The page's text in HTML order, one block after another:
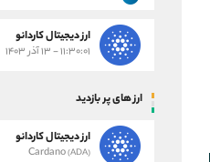
ارز دیجیتال کاردانو
۱۱:۳۰:۰۱ - ۱۳ آذر ۱۴۰۳
ارز های پر بازدید
ارز دیجیتال کاردانو
Cardano(ADA)